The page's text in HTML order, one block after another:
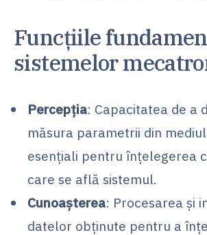
Funcțiile
sistemelor
Percepția: Capacitatea de a
măsura parametrii din
esențiali pentru înțelegerea
care se află sistemul.
Cunoașterea: Procesarea și
datelor obținute pentru a